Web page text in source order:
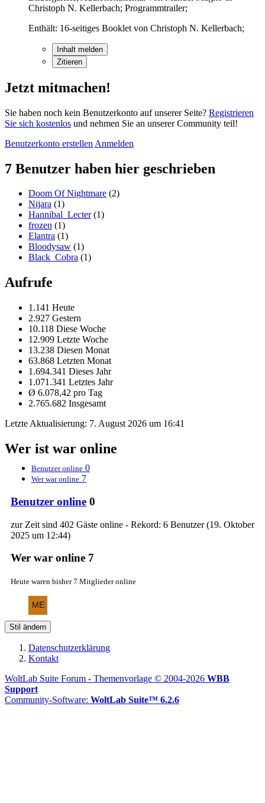
Christoph N. Kellerbach; Programmtrailer;
Enthält: 16-seitiges Booklet von Christoph N. Kellerbach;
Inhalt melden
Zitieren
Jetzt mitmachen!
Sie haben noch kein Benutzerkonto auf unserer Seite? Registrieren
Sie sich kostenlos und nehmen Sie an unserer Community teil!
Benutzerkonto erstellen Anmelden
7 Benutzer haben hier geschrieben
Doom Of Nightmare (2)
Nijara (1)
Hannibal_Lecter(1)
frozen (1)
Elantra (1)
Bloodysaw (1)
Black_Cobra (1)
Aufrufe
1.141 Heute
2.927 Gestern
10.118 Diese Woche
12.909 Letzte Woche
13.238 Diesen Monat
63.868 Letzten Monat
1.694.341 Dieses Jahr
1.071.341 Letztes Jahr
Ø 6.078,42 pro Tag
2.765.682 Insgesamt
Letzte Aktualisierung: 7. August 2026 um 16:41
Wer ist war online
Benutzer online 0
Wer war online 7
Benutzer online 0
zur Zeit sind 402 Gäste online - Rekord: 6 Benutzer (19. Oktober
2025 um 12:44)
Wer war online 7
Heute waren bisher 7 Mitglieder online
Stil ändern
Datenschutzerklärung
Kontakt
WoltLab Suite Forum - Themenvorlage © 2004-2026 WBB
Support
Community-Software: WoltLab Suite™ 6.2.6